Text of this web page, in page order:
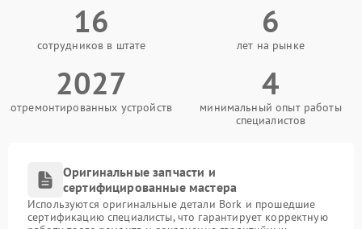
16
сотрудников в штате
6
лет на рынке
2027
отремонтированных устройств
4
минимальный опыт работы
специалистов
Оригинальные запчасти и
сертифицированные мастера
Используются оригинальные детали Bork и прошедшие
сертификацию специалисты, что гарантирует корректную